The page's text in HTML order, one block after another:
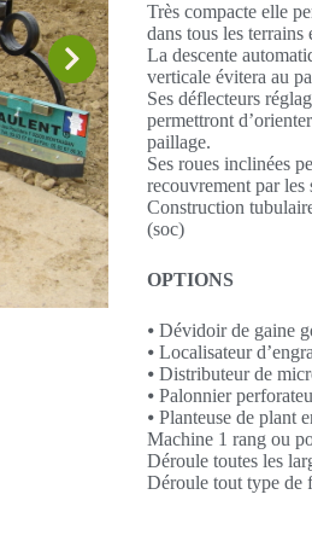
Très compacte elle
dans tous les terrains
La descente
verticale évitera au
Ses déflecteurs
permettront
paillage.
Ses roues inclinées
recouvrement par les
Construction
(soc)
OPTIONS
⦁ Dévidoir de gaine
⦁ Localisateur
⦁ Distributeur de
⦁ Palonnier
⦁ Planteuse de plant
Machine 1 rang ou
Déroule toutes les
Déroule tout type